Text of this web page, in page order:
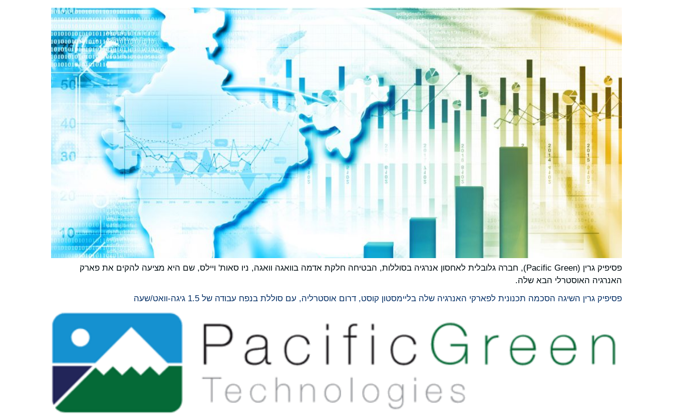
פסיפיק גרין (Pacific Green), חברה גלובלית לאחסון אנרגיה בסוללות, הבטיחה חלקת אדמה בוואגה וואגה, ניו סאות' ויילס, שם היא מציעה להקים את פארק
האנרגיה האוסטרלי הבא שלה.
פסיפיק גרין השיגה הסכמה תכנונית לפארקי האנרגיה שלה בליימסטון קוסט, דרום אוסטרליה, עם סוללת בנפח עבודה של 1.5 גיגה-וואט/שעה